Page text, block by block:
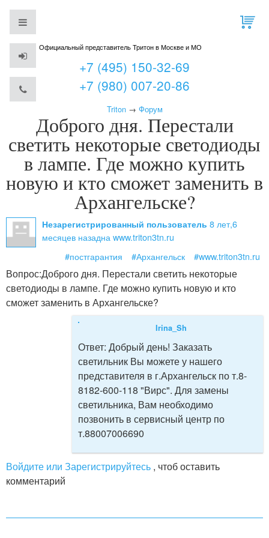
Официальный представитель Тритон в Москве и МО
+7 (495) 150-32-69
+7 (980) 007-20-86
Triton→ Форум
Доброго дня. Перестали
светить некоторые светодиоды
в лампе. Где можно купить
новую и кто сможет заменить в
Архангельске?
Незарегистрированный пользователь 8 лет,6
месяцев назадна www.triton3tn.ru
#постгарантия
#Архангельск #www.triton3tn.ru
Вопрос:Доброго дня. Перестали светить некоторые
светодиоды в лампе. Где можно купить новую и кто
сможет заменить в Архангельске?
Irina_Sh
Ответ: Добрый день! Заказать
светильник Вы можете у нашего
представителя в г.Архангельск по т.8-
8182-600-118 "Вирс". Для замены
светильника, Вам необходимо
позвонить в сервисный центр по
т.88007006690
Войдите или Зарегистрируйтесь , чтоб оставить
комментарий